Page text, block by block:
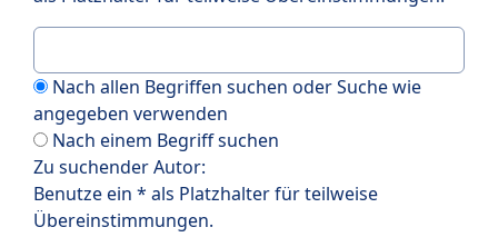
Nach allen Begriffen suchen oder Suche wie
angegeben verwenden
Nach einem Begriff suchen
Zu suchender Autor:
Benutze ein * als Platzhalter für teilweise
Übereinstimmungen.